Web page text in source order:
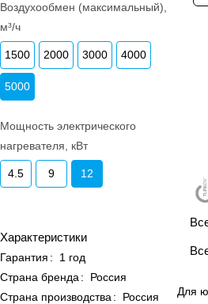
Воздухообмен (максимальный),
м³/ч
1500 2000 3000 4000
5000
Мощность электрического
нагревателя, кВт
4.5 9 12
Характеристики
Гарантия :
1 год
Страна бренда :
Россия
Страна производства :
Россия
Для